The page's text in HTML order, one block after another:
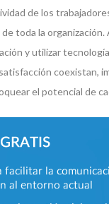
de los
toda la
y utilizar
coexistan,
el potencial de